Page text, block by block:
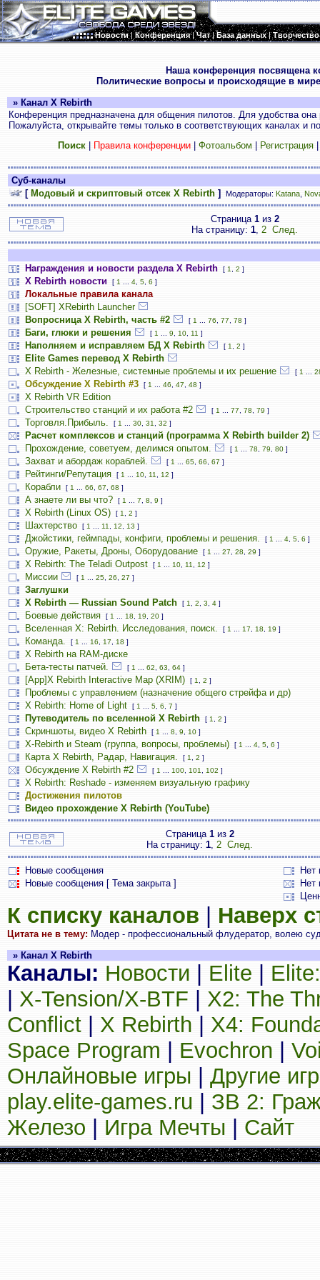
Новости|Конференция|Чат|База данных|Творчество
Наша конференция посвящена
Политические вопросы и происходящие в
» Канал X Rebirth
Конференция предназначена для общения пилотов. Для удобства
Пожалуйста, открывайте темы только в соответствующих каналах и
Поиск| Правила конференции| Фотоальбом Регистрация
Суб-каналы
[ Модовый и скриптовый отсек X Rebirth ] Модераторы: Katana
Страница 1из 2
На страницу: 1, 2 След.
Награждения и новости раздела X Rebirth [ 1 2 ]
X Rebirth новости [ 1 4 5 6 ]
Локальные правила канала
[SOFT] XRebirth Launcher
Вопросница X Rebirth, часть #2
[ 1 76 77 78 ]
Баги, глюки и решения [ 1 9 10 11 ]
Наполняем и исправляем БД X Rebirth [ 1 2 ]
Elite Games перевод X Rebirth
X Rebirth - Железные, системные проблемы и их решение
[ 1
Обсуждение X Rebirth #3 [ 1 46 47 48 ]
X Rebirth VR Edition
Строительство станций и их работа #2
[ 1 77 78 79 ]
Торговля.Прибыль. [ 1 30 31 32 ]
Расчет комплексов и станций (программа X Rebirth builder 2)
Прохождение, советуем, делимся опытом.
[ 1 78 79 80 ]
Захват и абордаж кораблей. [ 1 65 66 67 ]
Рейтинги/Репутация [ 1 10 11 12 ]
Корабли [ 1 66 67 68 ]
А знаете ли вы что? [ 1 7 8 9 ]
X Rebirth (Linux OS) [ 1 2 ]
Шахтерство [ 1 11 12 13 ]
Джойстики, геймпады, конфиги, проблемы и решения. [ 1 4 5 6 ]
Оружие, Ракеты, Дроны, Оборудование [ 1 27 28 29 ]
X Rebirth: The Teladi Outpost [ 1 10 11 12 ]
Миссии [ 1 25 26 27 ]
Заглушки
X Rebirth — Russian Sound Patch
[ 1 2 3 4 ]
Боевые действия [ 1 18 19 20 ]
Вселенная X: Rebirth. Исследования, поиск. [ 1 17 18 19 ]
Команда. [ 1 16 17 18 ]
X Rebirth на RAM-диске
Бета-тесты патчей.
[ 1 62 63 64 ]
[App]X Rebirth Interactive Map (XRIM) [ 1 2 ]
Проблемы с управлением (назначение общего стрейфа и др)
X Rebirth: Home of Light
[ 1 5 6 7 ]
Путеводитель по вселенной X Rebirth [ 1 2 ]
Скриншоты, видео X Rebirth [ 1 8 9 10 ]
X-Rebirth и Steam (группа, вопросы, проблемы) [ 1 4 5 6 ]
Карта X Rebirth, Радар, Навигация. [ 1 2 ]
Обсуждение X Rebirth #2 [ 1 100 101 102 ]
X Rebirth: Reshade - изменяем визуальную графику
Достижения пилотов
Видео прохождение X Rebirth (YouTube)
Страница 1из 2
На страницу: 1, 2 След.
Новые сообщения
Нет
Новые сообщения [ Тема закрыта ]
Нет
К списку каналов Наверх
Цитата не в тему: Модер - профессиональный флудератор, волею
» Канал X Rebirth
Каналы: Новости Elite
X-Tension/X-BTF
X2: The
Conflict
X Rebirth
X4:
Space Program
Evochron
Онлайновые игры
Другие
play.elite-games.ru
ЗВ 2:
Железо
Игра Мечты Сайт